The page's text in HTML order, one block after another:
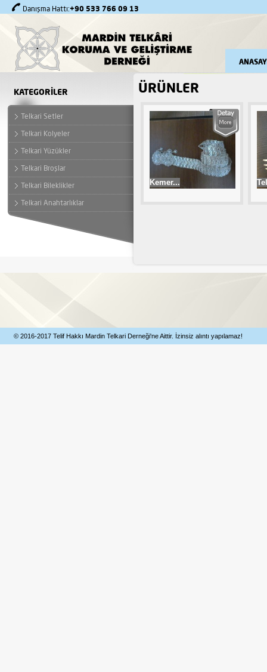
Danışma Hattı:+90 533 766 09 13
KATEGORİLER
Telkari Setler
Telkari Kolyeler
Telkari Yüzükler
Telkari Broşlar
Telkari Bileklikler
Telkari Anahtarlıklar
ÜRÜNLER
Kemer...
© 2016-2017 Telif Hakkı Mardin Telkari Derneği'ne Aittir. İzinsiz alıntı yapılamaz!